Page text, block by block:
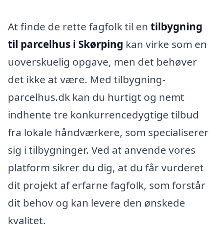
At finde de rette fagfolk til en tilbygning
til parcelhus i Skørping kan virke som en
uoverskuelig opgave, men det behøver
det ikke at være. Med tilbygning-
parcelhus.dk kan du hurtigt og nemt
indhente tre konkurrencedygtige tilbud
fra lokale håndværkere, som specialiserer
sig i tilbygninger. Ved at anvende vores
platform sikrer du dig, at du får vurderet
dit projekt af erfarne fagfolk, som forstår
dit behov og kan levere den ønskede
kvalitet.